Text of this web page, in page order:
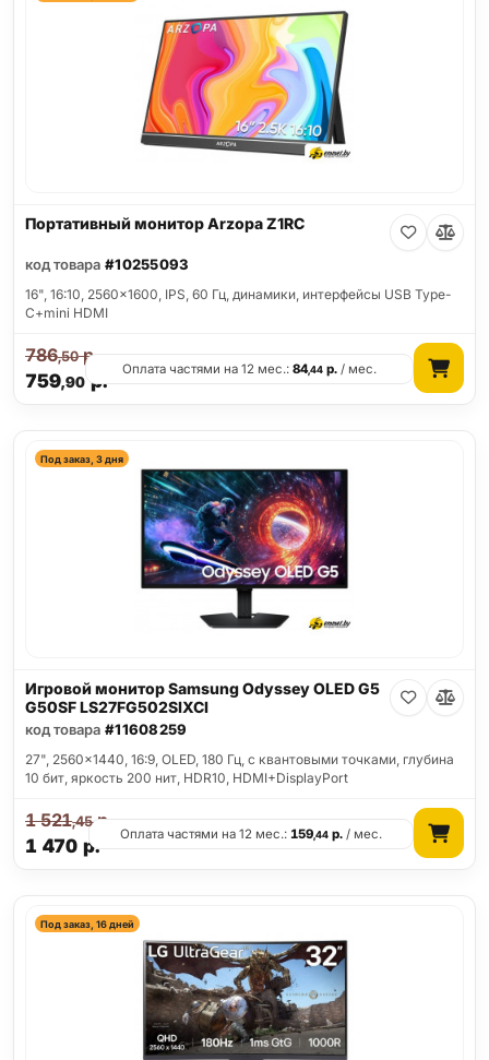
Портативный монитор Arzopa Z1RC
код товара #10255093
16", 16:10, 2560x1600, IPS, 60 Гц, динамики, интерфейсы USB Type-
C+mini HDMI
759,90р.
786,50р.
Оплата частями на 12 мес.:84,44 р. / мес.
Под заказ, 3 дня
Игровой монитор Samsung Odyssey OLED G5
G50SF LS27FG502SIXCI
код товара #11608259
27", 2560x1440, 16:9, OLED, 180 Гц, c квантовыми точками, глубина
10 бит, яркость 200 нит, HDR10, HDMI+DisplayPort
1 470 р.
1 521,45р.
Оплата частями на 12 мес.:159,44 р. / мес.
Под заказ, 16 дней